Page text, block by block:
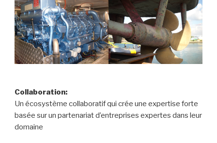
Collaboration:
Un écosystème collaboratif qui crée une expertise forte
basée sur un partenariat d’entreprises expertes dans leur
domaine